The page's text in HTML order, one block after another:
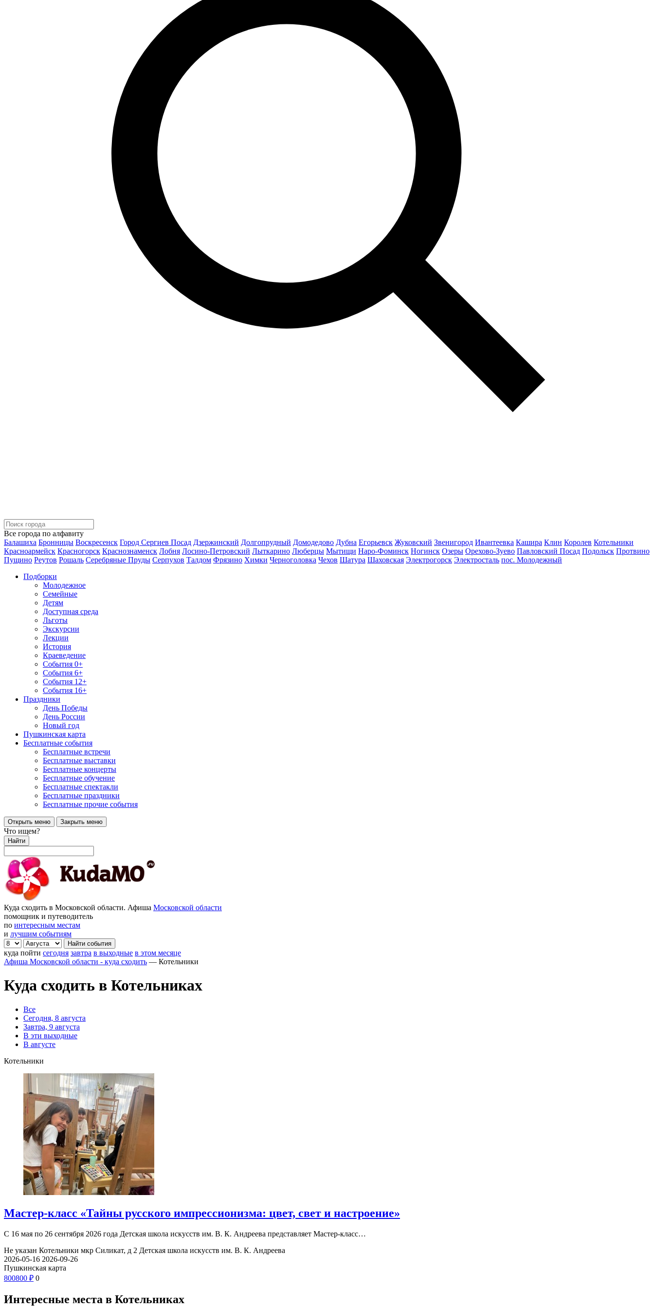
Все города по алфавиту
Балашиха Бронницы Воскресенск Город Сергиев Посад Дзержинский Долгопрудный Домодедово Дубна Егорьевск Жуковский Звенигород Ивантеевка Кашира Клин Королев Котельники
Красноармейск Красногорск Краснознаменск Лобня Лосино-Петровский Лыткарино Люберцы Мытищи Наро-Фоминск Ногинск Озеры Орехово-Зуево Павловский Посад Подольск Протвино
Пущино Реутов Рошаль Серебряные Пруды Серпухов Талдом Фрязино Химки Черноголовка Чехов Шатура Шаховская Электрогорск Электросталь пос. Молодежный
Подборки
Молодежное
Семейные
Детям
Доступная среда
Льготы
Экскурсии
Лекции
История
Краеведение
События 0+
События 6+
События 12+
События 16+
Праздники
День Победы
День России
Новый год
Пушкинская карта
Бесплатные события
Бесплатные встречи
Бесплатные выставки
Бесплатные концерты
Бесплатные обучение
Бесплатные спектакли
Бесплатные праздники
Бесплатные прочие события
Открыть меню Закрыть меню
Что ищем?
Найти
Куда сходить в Московской области. Афиша Московской области
помощник и путеводитель
по интересным местам
и лучшим событиям
куда пойти сегодня завтра в выходные в этом месяце
Афиша Московской области - куда сходить — Котельники
Куда сходить в Котельниках
Все
Сегодня, 8 августа
Завтра, 9 августа
В эти выходные
В августе
Котельники
Мастер-класс «Тайны русского импрессионизма: цвет, свет и настроение»
С 16 мая по 26 сентября 2026 года Детская школа искусств им. В. К. Андреева представляет Мастер-класс…
Не указан Котельники мкр Силикат, д 2 Детская школа искусств им. В. К. Андреева
2026-05-16 2026-09-26
Пушкинская карта
800800 ₽ 0
Интересные места в Котельниках